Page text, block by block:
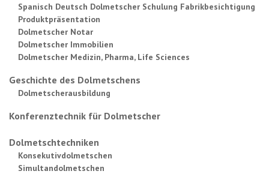
Spanisch Deutsch Dolmetscher Schulung Fabrikbesichtigung
Produktpräsentation
Dolmetscher Notar
Dolmetscher Immobilien
Dolmetscher Medizin, Pharma, Life Sciences
Geschichte des Dolmetschens
Dolmetscherausbildung
Konferenztechnik für Dolmetscher
Dolmetschtechniken
Konsekutivdolmetschen
Simultandolmetschen